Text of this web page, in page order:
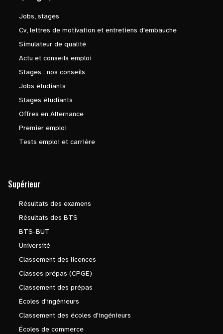
Jobs, stages
Cv, lettres de motivation et entretiens d'embauche
Simulateur de qualité
Actu et conseils emploi
Stages : nos conseils
Jobs étudiants
Stages étudiants
Offres en Alternance
Premier emploi
Tests emploi et carrière
Supérieur
Résultats des examens
Résultats des BTS
BTS-BUT
Université
Classement des licences
Classes prépas (CPGE)
Classement des prépas
Écoles d'ingénieurs
Classement des écoles d'ingénieurs
Écoles de commerce